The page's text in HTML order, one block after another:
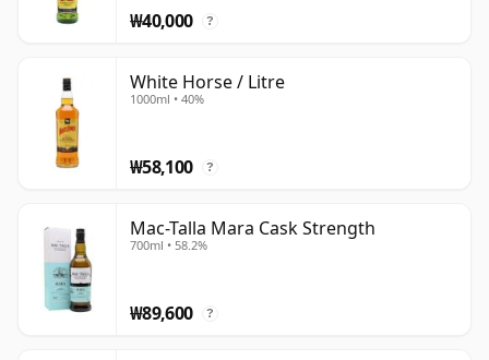
₩40,000 ?
White Horse / Litre
1000ml • 40%
₩58,100 ?
Mac-Talla Mara Cask Strength
700ml • 58.2%
₩89,600 ?